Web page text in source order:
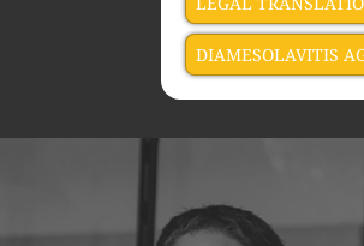
DIAMESOLAVITIS